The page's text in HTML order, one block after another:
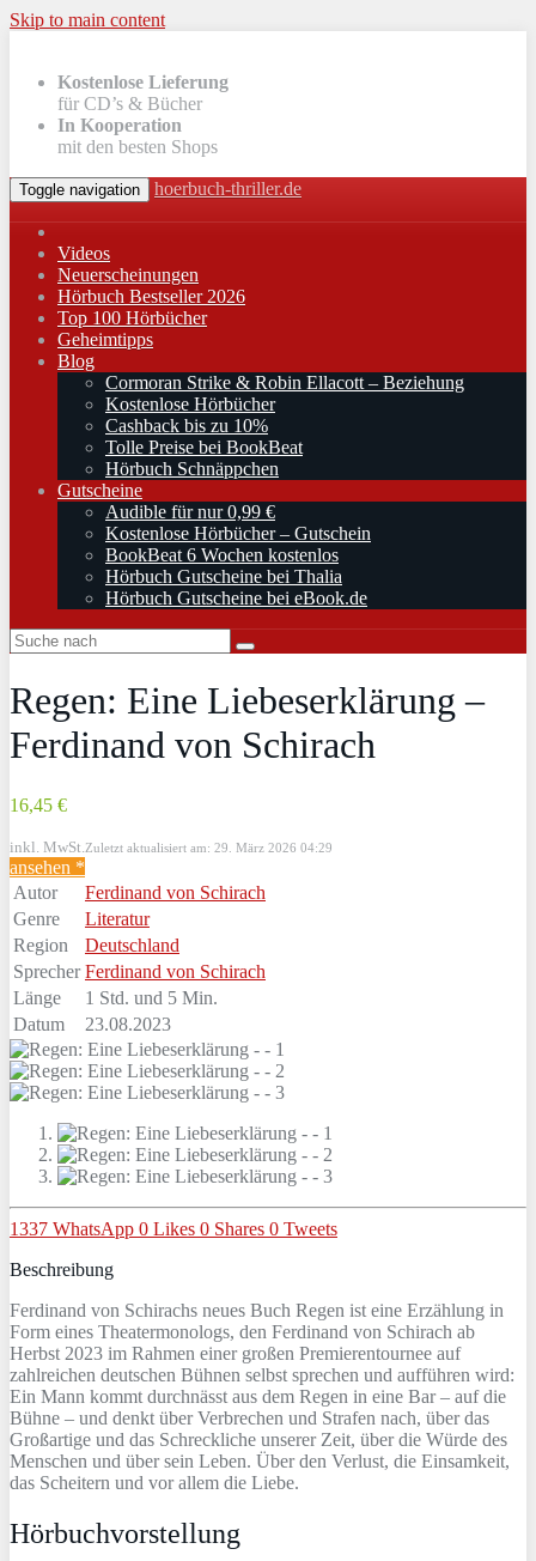
Skip to main content
Kostenlose Lieferung
für CD’s & Bücher
In Kooperation
mit den besten Shops
Toggle navigation hoerbuch-thriller.de
Videos
Neuerscheinungen
Hörbuch Bestseller 2026
Top 100 Hörbücher
Geheimtipps
Blog
Cormoran Strike & Robin Ellacott – Beziehung
Kostenlose Hörbücher
Cashback bis zu 10%
Tolle Preise bei BookBeat
Hörbuch Schnäppchen
Gutscheine
Audible für nur 0,99 €
Kostenlose Hörbücher – Gutschein
BookBeat 6 Wochen kostenlos
Hörbuch Gutscheine bei Thalia
Hörbuch Gutscheine bei eBook.de
Regen: Eine Liebeserklärung –
Ferdinand von Schirach
16,45 €
inkl. MwSt. Zuletzt aktualisiert am: 29. März 2026 04:29
ansehen *
Autor
Ferdinand von Schirach
Genre
Literatur
Region
Deutschland
Sprecher Ferdinand von Schirach
Länge
1 Std. und 5 Min.
Datum
23.08.2023
1337 WhatsApp 0 Likes 0 Shares 0 Tweets
Beschreibung
Ferdinand von Schirachs neues Buch Regen ist eine Erzählung in
Form eines Theatermonologs, den Ferdinand von Schirach ab
Herbst 2023 im Rahmen einer großen Premierentournee auf
zahlreichen deutschen Bühnen selbst sprechen und aufführen wird:
Ein Mann kommt durchnässt aus dem Regen in eine Bar – auf die
Bühne – und denkt über Verbrechen und Strafen nach, über das
Großartige und das Schreckliche unserer Zeit, über die Würde des
Menschen und über sein Leben. Über den Verlust, die Einsamkeit,
das Scheitern und vor allem die Liebe.
Hörbuchvorstellung